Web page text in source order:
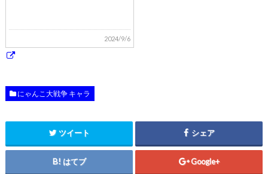
2024/9/6
にゃんこ大戦争 キャラ
ツイート シェア
はてブ Google+